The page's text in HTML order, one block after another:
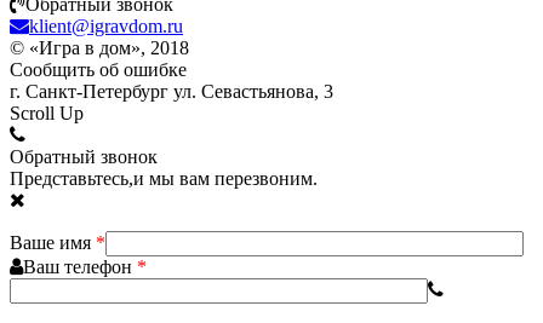
klient@igravdom.ru
© «Игра в дом», 2018
Сообщить об ошибке
г. Санкт-Петербург ул. Севастьянова, 3
Scroll Up
Обратный звонок
Представьтесь,и мы вам перезвоним.
Ваше имя *
Ваш телефон *